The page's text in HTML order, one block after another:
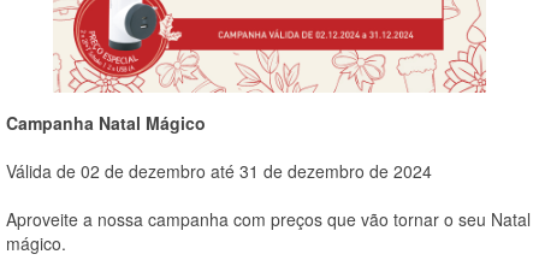
Campanha Natal Mágico
Válida de 02 de dezembro até 31 de dezembro de 2024
Aproveite a nossa campanha com preços que vão tornar o seu Natal
mágico.